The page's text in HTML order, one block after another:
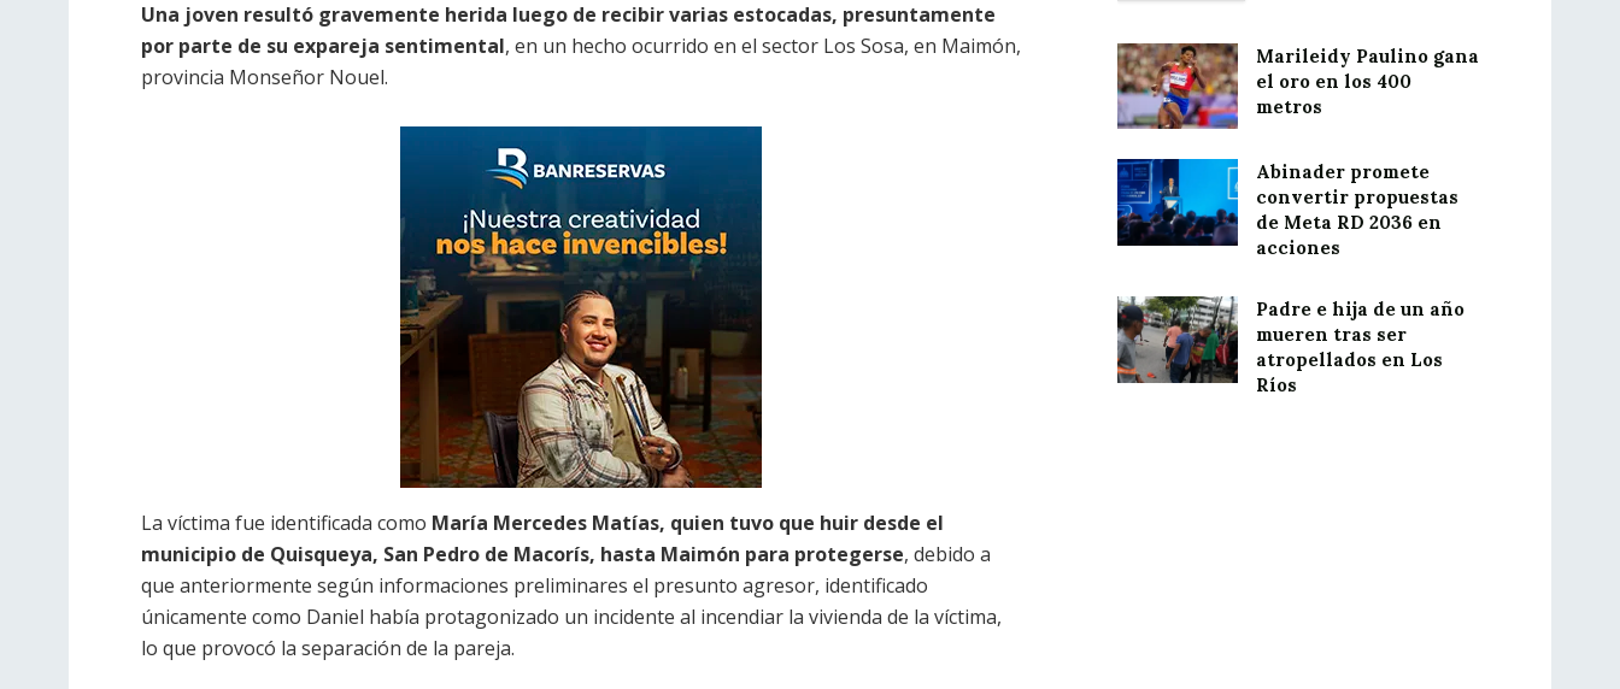
Una joven resultó gravemente herida luego de recibir varias estocadas, presuntamente
por parte de su expareja sentimental, en un hecho ocurrido en el sector Los Sosa, en Maimón,
provincia Monseñor Nouel.
La víctima fue identificada como María Mercedes Matías, quien tuvo que huir desde el
municipio de Quisqueya, San Pedro de Macorís, hasta Maimón para protegerse, debido a
que anteriormente según informaciones preliminares el presunto agresor, identificado
únicamente como Daniel había protagonizado un incidente al incendiar la vivienda de la víctima,
lo que provocó la separación de la pareja.
Marileidy Paulino gana
el oro en los 400
metros
Abinader promete
convertir propuestas
de Meta RD 2036 en
acciones
Padre e hija de un año
mueren tras ser
atropellados en Los
Ríos